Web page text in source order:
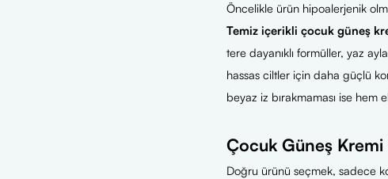
Öncelikle ürün hipoalerjenik
Temiz içerikli çocuk güneş
tere dayanıklı formüller, yaz
hassas ciltler için daha güçlü
beyaz iz bırakmaması ise
Çocuk Güneş
Doğru ürünü seçmek, sadece